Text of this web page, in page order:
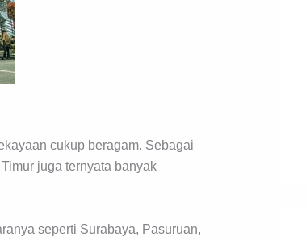
cukup beragam. Sebagai
juga ternyata banyak
seperti Surabaya, Pasuruan,